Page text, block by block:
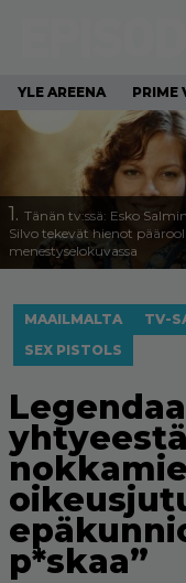
YLE AREENA PRIME
1. Tänän tv:ssä: Esko
Silvo tekevät hienot
menestyselokuvassa
MAAILMALTA TV-
SEX PISTOLS
p*skaa”